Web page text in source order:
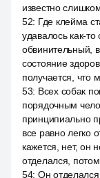
известно
52: Где клейма
удавалось как-то
обвинительный,
состояние
получается, что
53: Всех собак
порядочным
принципиально
все равно легко
кажется, нет, он
отделался,
54: Он отделался